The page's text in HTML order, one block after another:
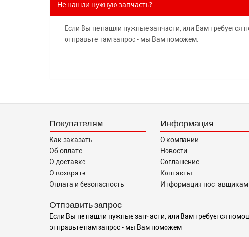
Не нашли нужную запчасть?
Если Вы не нашли нужные запчасти, или Вам требуется
отправьте нам запрос - мы Вам поможем.
Покупателям
Как заказать
Об оплате
О доставке
О возврате
Оплата и безопасность
Информация
О компании
Новости
Соглашение
Контакты
Информация поставщикам
Отправить запрос
Если Вы не нашли нужные запчасти, или Вам требуется
отправьте нам запрос - мы Вам поможем